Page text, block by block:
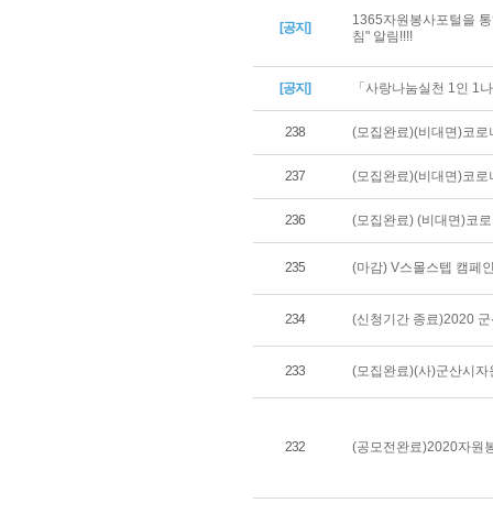
[공지]
1365자원봉사포털을
침" 알림!!!!
[공지] 「사랑나눔실천 1인 1
238 (모집완료)(비대면)코
237 (모집완료)(비대면)코
236 (모집완료) (비대면)코
235 (마감) V스몰스텝 캠페
234 (신청기간 종료)2020
233 (모집완료)(사)군산시
232 (공모전완료)2020자원